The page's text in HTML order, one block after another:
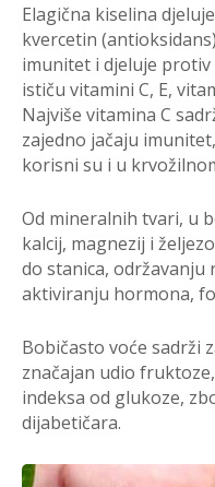
Elagična kiselina
kvercetin
imunitet i djeluje protiv
ističu vitamini C, E,
Najviše vitamina C
zajedno jačaju
korisni su i u
Od mineralnih tvari, u
kalcij, magnezij i
do stanica,
aktiviranju hormona,
Bobičasto voće sadrži
značajan udio
indeksa od glukoze,
dijabetičara.